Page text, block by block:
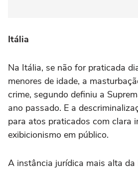
Itália
Na Itália, se não for praticada
menores de idade, a
crime, segundo definiu a
ano passado. E a
para atos praticados com clara
exibicionismo em público.
A instância jurídica mais alta